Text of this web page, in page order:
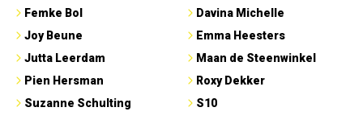
Femke Bol
Joy Beune
Jutta Leerdam
Pien Hersman
Suzanne Schulting
Davina Michelle
Emma Heesters
Maan de Steenwinkel
Roxy Dekker
S10